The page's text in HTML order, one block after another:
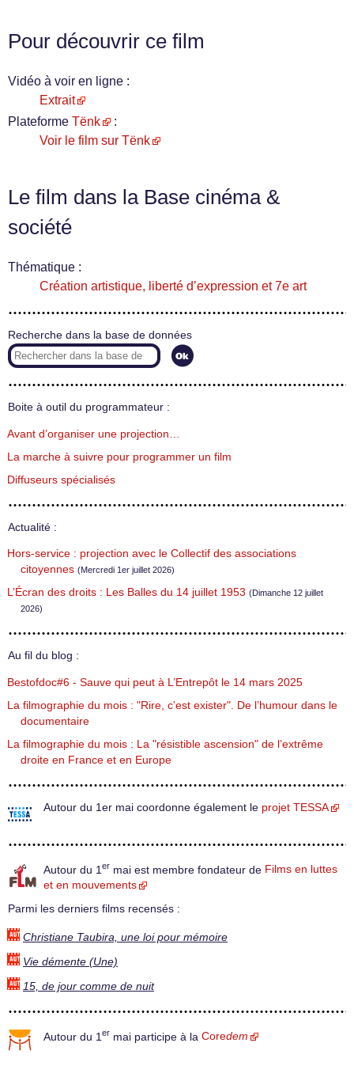
Pour découvrir ce film
Vidéo à voir en ligne :
Extrait
Plateforme Tënk
:
Voir le film sur Tënk
Le film dans la Base cinéma &
société
Thématique :
Création artistique, liberté d’expression et 7e art
Recherche dans la base de données
Boite à outil du programmateur :
Avant d’organiser une projection…
La marche à suivre pour programmer un film
Diffuseurs spécialisés
Actualité :
Hors-service : projection avec le Collectif des associations
citoyennes (Mercredi 1er juillet 2026)
L’Écran des droits : Les Balles du 14 juillet 1953 (Dimanche 12 juillet
2026)
Au fil du blog :
Bestofdoc#6 - Sauve qui peut à L’Entrepôt le 14 mars 2025
La filmographie du mois : "Rire, c’est exister". De l’humour dans le
documentaire
La filmographie du mois : La "résistible ascension" de l’extrême
droite en France et en Europe
Autour du 1er mai coordonne également le projet TESSA
Autour du 1 er mai est membre fondateur de Films en luttes
et en mouvements
Parmi les derniers films recensés :
Christiane Taubira, une loi pour mémoire
Vie démente (Une)
15, de jour comme de nuit
Autour du 1 er mai participe à la Coredem